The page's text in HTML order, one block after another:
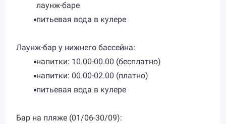
лаунж-баре
питьевая вода в кулере
Лаунж-бар у нижнего бассейна:
напитки: 10.00-00.00 (бесплатно)
напитки: 00.00-02.00 (платно)
питьевая вода в кулере
Бар на пляже (01/06-30/09):